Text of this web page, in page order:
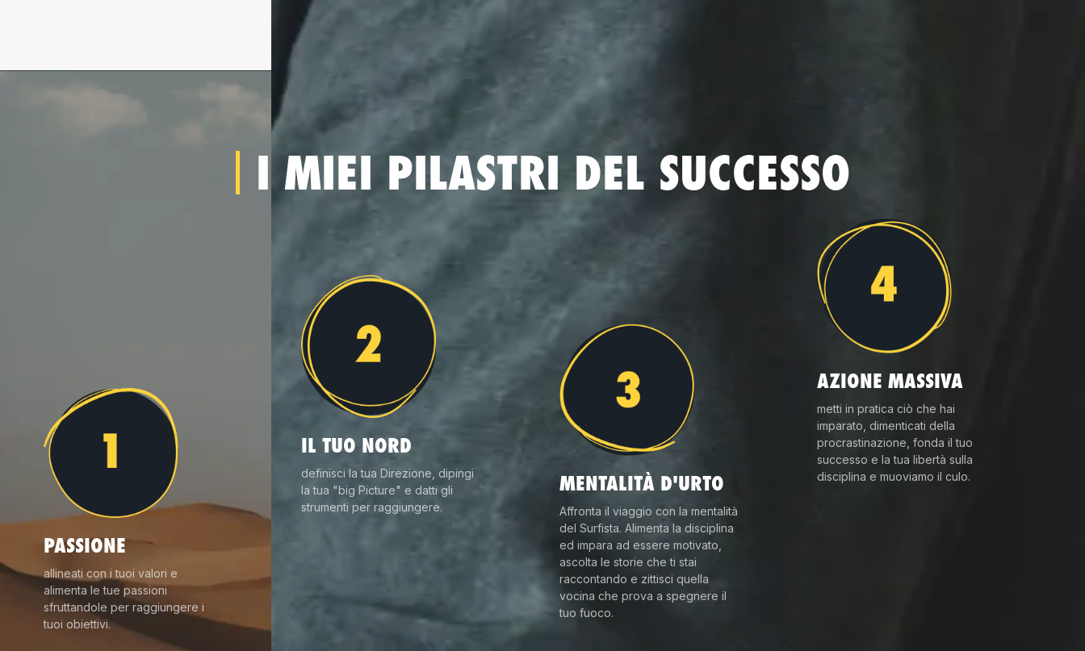
I MIEI PILASTRI DEL SUCCESSO
PASSIONE
allineati con i tuoi valori e
alimenta le tue passioni
sfruttandole per raggiungere i
tuoi obiettivi.
IL TUO NORD
definisci la tua Direzione, dipingi
la tua "big Picture" e datti gli
strumenti per raggiungere.
MENTALITÀ D'URTO
Affronta il viaggio con la mentalità
del Surfista. Alimenta la disciplina
ed impara ad essere motivato,
ascolta le storie che ti stai
raccontando e zittisci quella
vocina che prova a spegnere il
tuo fuoco.
AZIONE MASSIVA
metti in pratica ciò che hai
imparato, dimenticati della
procrastinazione, fonda il tuo
successo e la tua libertà sulla
disciplina e muoviamo il culo.